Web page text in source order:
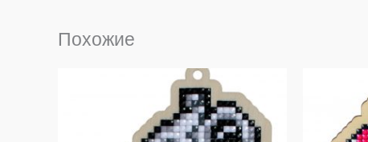
Похожие